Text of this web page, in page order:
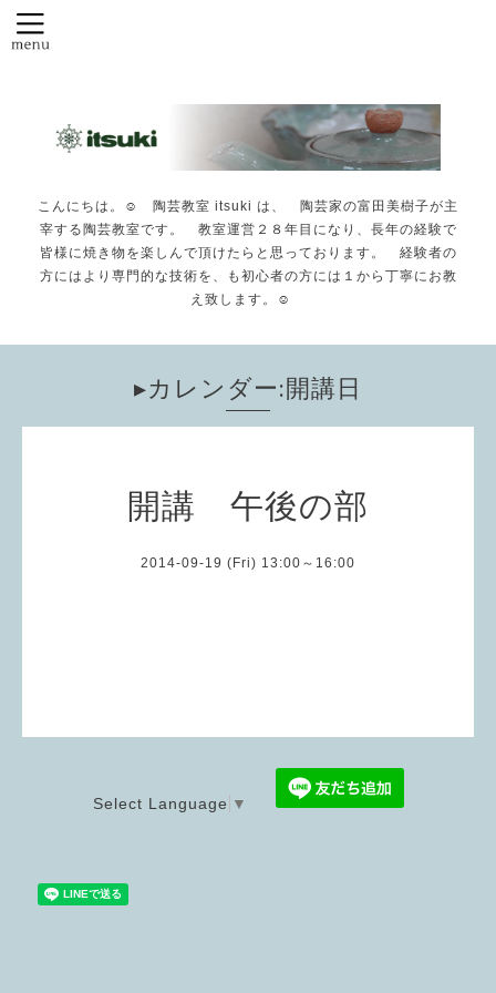
こんにちは。☺️ 陶芸教室 itsuki は、 陶芸家の富田美樹子が主
宰する陶芸教室です。 教室運営２８年目になり、長年の経験で
皆様に焼き物を楽しんで頂けたらと思っております。 経験者の
方にはより専門的な技術を、も初心者の方には１から丁寧にお教
え致します。☺️
▸カレンダー:開講日
開講 午後の部
2014-09-19 (Fri) 13:00～16:00
Select Language ▼